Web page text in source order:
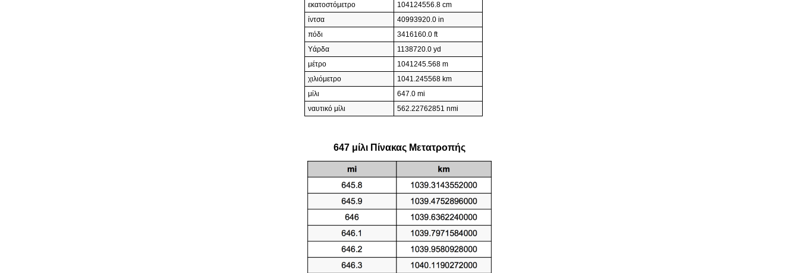
εκατοστόμετρο
104124556.8 cm
ίντσα
40993920.0 in
πόδι
3416160.0 ft
Υάρδα
1138720.0 yd
μέτρο
1041245.568 m
χιλιόμετρο
1041.245568 km
μίλι
647.0 mi
ναυτικό μίλι
562.22762851 nmi
647 μίλι Πίνακας Μετατροπής